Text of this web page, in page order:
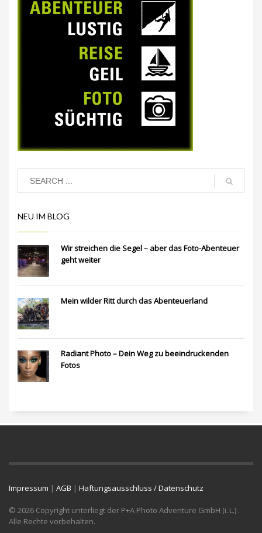
NEU IM BLOG
Wir streichen die Segel – aber das Foto-Abenteuer
geht weiter
Mein wilder Ritt durch das Abenteuerland
Radiant Photo – Dein Weg zu beeindruckenden
Fotos
Impressum | AGB | Haftungsausschluss / Datenschutz
© 2026 Copyright unterliegt der P+A Photo Adventure GmbH (i. L.) .
Alle Rechte vorbehalten.